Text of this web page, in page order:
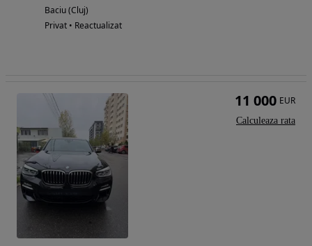
Baciu (Cluj)
Privat • Reactualizat
11 000 EUR
Calculeaza rata